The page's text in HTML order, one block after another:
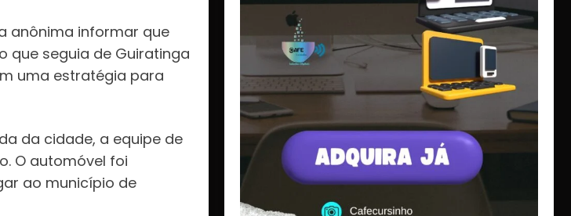
anônima informar que
que seguia de Guiratinga
uma estratégia para
da cidade, a equipe de
O automóvel foi
ao município de